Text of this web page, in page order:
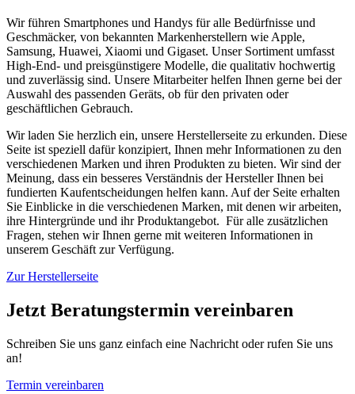
Wir führen Smartphones und Handys für alle Bedürfnisse und
Geschmäcker, von bekannten Markenherstellern wie Apple,
Samsung, Huawei, Xiaomi und Gigaset. Unser Sortiment umfasst
High-End- und preisgünstigere Modelle, die qualitativ hochwertig
und zuverlässig sind. Unsere Mitarbeiter helfen Ihnen gerne bei der
Auswahl des passenden Geräts, ob für den privaten oder
geschäftlichen Gebrauch.
Wir laden Sie herzlich ein, unsere Herstellerseite zu erkunden. Diese
Seite ist speziell dafür konzipiert, Ihnen mehr Informationen zu den
verschiedenen Marken und ihren Produkten zu bieten. Wir sind der
Meinung, dass ein besseres Verständnis der Hersteller Ihnen bei
fundierten Kaufentscheidungen helfen kann. Auf der Seite erhalten
Sie Einblicke in die verschiedenen Marken, mit denen wir arbeiten,
ihre Hintergründe und ihr Produktangebot. Für alle zusätzlichen
Fragen, stehen wir Ihnen gerne mit weiteren Informationen in
unserem Geschäft zur Verfügung.
Zur Herstellerseite
Jetzt Beratungstermin vereinbaren
Schreiben Sie uns ganz einfach eine Nachricht oder rufen Sie uns
an!
Termin vereinbaren